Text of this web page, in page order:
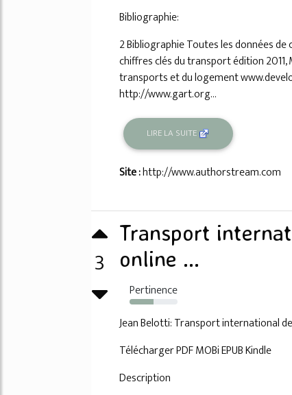
Bibliographie:
2 Bibliographie Toutes les données
chiffres clés du transport édition
transports et du logement
http://www.gart.org...
LIRE LA SUITE
Site :http://www.authorstream.com
3
Transport
online ...
Pertinence
50%
Jean Belotti: Transport international
Télécharger PDF MOBi EPUB Kindle
Description